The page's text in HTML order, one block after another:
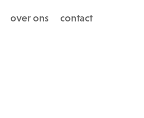
over ons contact